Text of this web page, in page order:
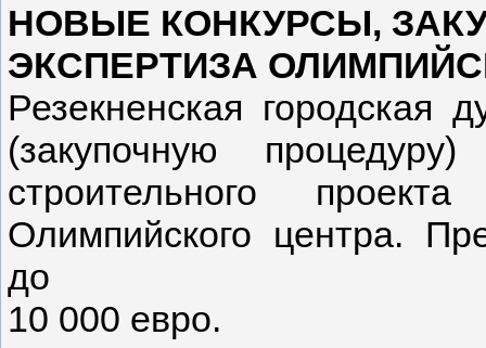
НОВЫЕ КОНКУРСЫ,
ЭКСПЕРТИЗА
Резекненская городская
(закупочную
строительного
Олимпийского центра.
до
10 000 евро.